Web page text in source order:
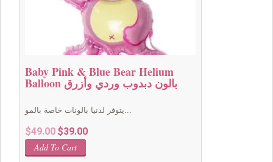
Baby Pink & Blue Bear Helium
Balloon بالون دبدوب وردي وأزرق
يتوفر لدنيا بالونات خاصة بالمو...
$49.00 Original
price
was:
$39.00Current
Add To Cart